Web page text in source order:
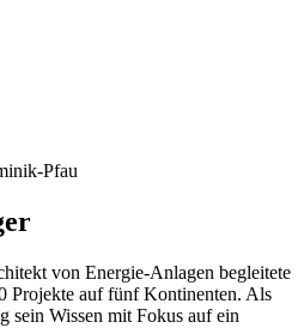
Pfau
von Energie-Anlagen begleitete
Projekte auf fünf Kontinenten. Als
sein Wissen mit Fokus auf ein